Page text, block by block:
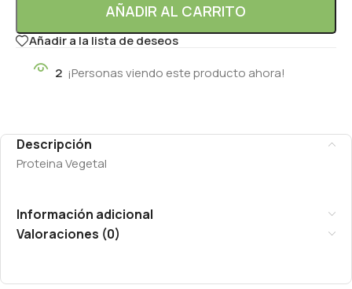
AÑADIR AL CARRITO
Añadir a la lista de deseos
2 ¡Personas viendo este producto ahora!
Descripción
Proteina Vegetal
Información adicional
Valoraciones (0)